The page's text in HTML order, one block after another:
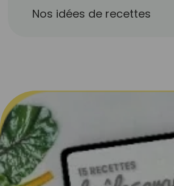
Nos idées de recettes